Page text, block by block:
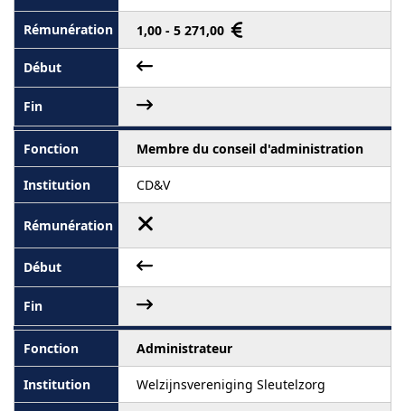
1,00 - 5 271,00
Membre du conseil d'administration
CD&V
Administrateur
Welzijnsvereniging Sleutelzorg